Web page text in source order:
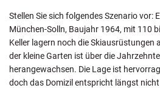
Stellen Sie sich folgendes Szenario vor:
München-Solln, Baujahr 1964, mit 110
Keller lagern noch die Skiausrüstungen
der kleine Garten ist über die
herangewachsen. Die Lage ist
doch das Domizil entspricht längst